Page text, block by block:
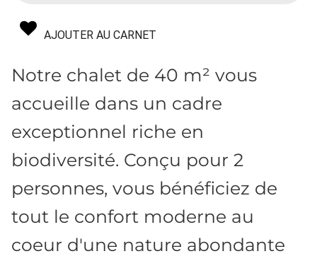
AJOUTER AU CARNET
Notre chalet de 40 m² vous
accueille dans un cadre
exceptionnel riche en
biodiversité. Conçu pour 2
personnes, vous bénéficiez de
tout le confort moderne au
coeur d'une nature abondante